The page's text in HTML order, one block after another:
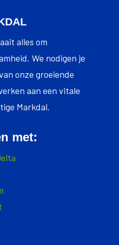
alles om
We nodigen je
onze groeiende
aan een vitale
Markdal.
met: